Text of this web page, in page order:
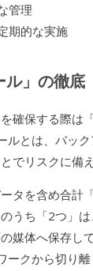
管理
期的な実施
」の徹底
確保する際は
ルとは、バッ
でリスクに備
タを含め合計
うち「2つ」
媒体へ保存し
ークから切り